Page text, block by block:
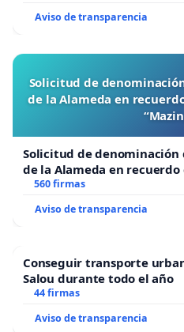
Aviso de transparencia
Solicitud de
de la Alameda en
Solicitud de denominación
de la Alameda en recuerdo
“Mazinger”
560 firmas
Aviso de transparencia
Conseguir transporte
Salou durante todo el año
44 firmas
Aviso de transparencia